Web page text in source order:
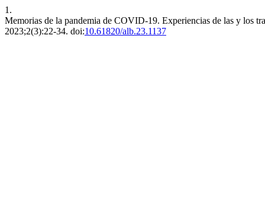
1.
Memorias de la pandemia de COVID-19. Experiencias de las y los
2023;2(3):22-34. doi:10.61820/alb.23.1137